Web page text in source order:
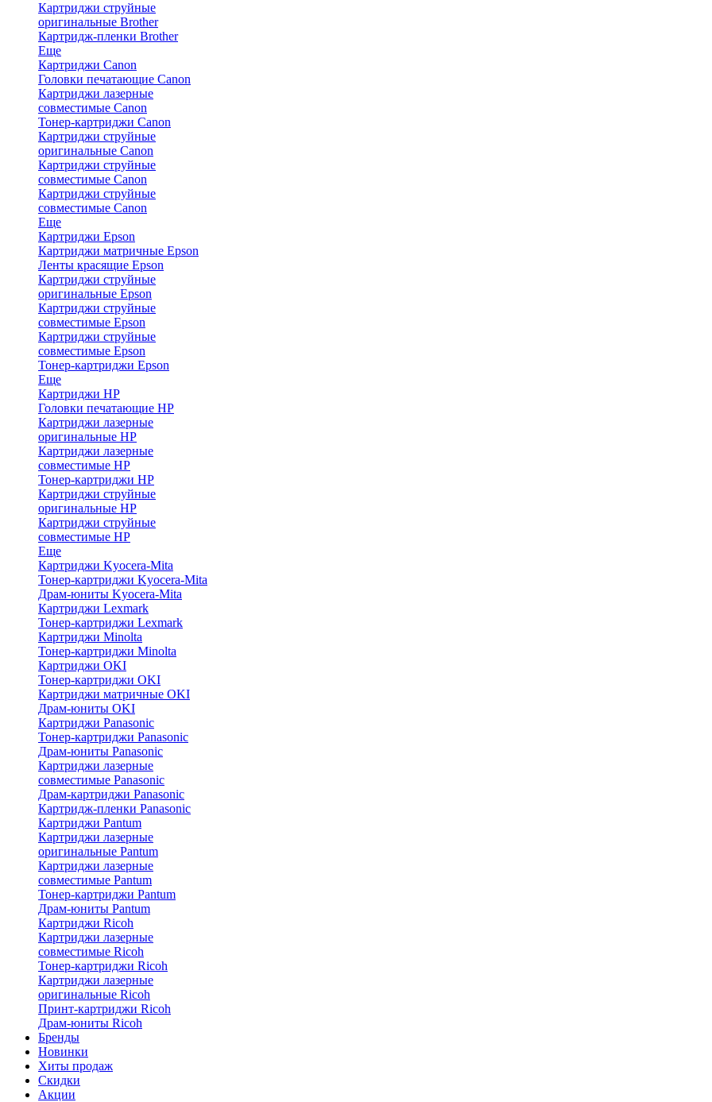
Картриджи струйные
оригинальные Brother
Картридж-пленки Brother
Еще
Картриджи Canon
Головки печатающие Canon
Картриджи лазерные
совместимые Canon
Тонер-картриджи Canon
Картриджи струйные
оригинальные Canon
Картриджи струйные
совместимые Canon
Картриджи струйные
совместимые Canon
Еще
Картриджи Epson
Картриджи матричные Epson
Ленты красящие Epson
Картриджи струйные
оригинальные Epson
Картриджи струйные
совместимые Epson
Картриджи струйные
совместимые Epson
Тонер-картриджи Epson
Еще
Картриджи HP
Головки печатающие HP
Картриджи лазерные
оригинальные HP
Картриджи лазерные
совместимые HP
Тонер-картриджи HP
Картриджи струйные
оригинальные HP
Картриджи струйные
совместимые HP
Еще
Картриджи Kyocera-Mita
Тонер-картриджи Kyocera-Mita
Драм-юниты Kyocera-Mita
Картриджи Lexmark
Тонер-картриджи Lexmark
Картриджи Minolta
Тонер-картриджи Minolta
Картриджи OKI
Тонер-картриджи OKI
Картриджи матричные OKI
Драм-юниты OKI
Картриджи Panasonic
Тонер-картриджи Panasonic
Драм-юниты Panasonic
Картриджи лазерные
совместимые Panasonic
Драм-картриджи Panasonic
Картридж-пленки Panasonic
Картриджи Pantum
Картриджи лазерные
оригинальные Pantum
Картриджи лазерные
совместимые Pantum
Тонер-картриджи Pantum
Драм-юниты Pantum
Картриджи Ricoh
Картриджи лазерные
совместимые Ricoh
Тонер-картриджи Ricoh
Картриджи лазерные
оригинальные Ricoh
Принт-картриджи Ricoh
Драм-юниты Ricoh
Бренды
Новинки
Хиты продаж
Скидки
Акции